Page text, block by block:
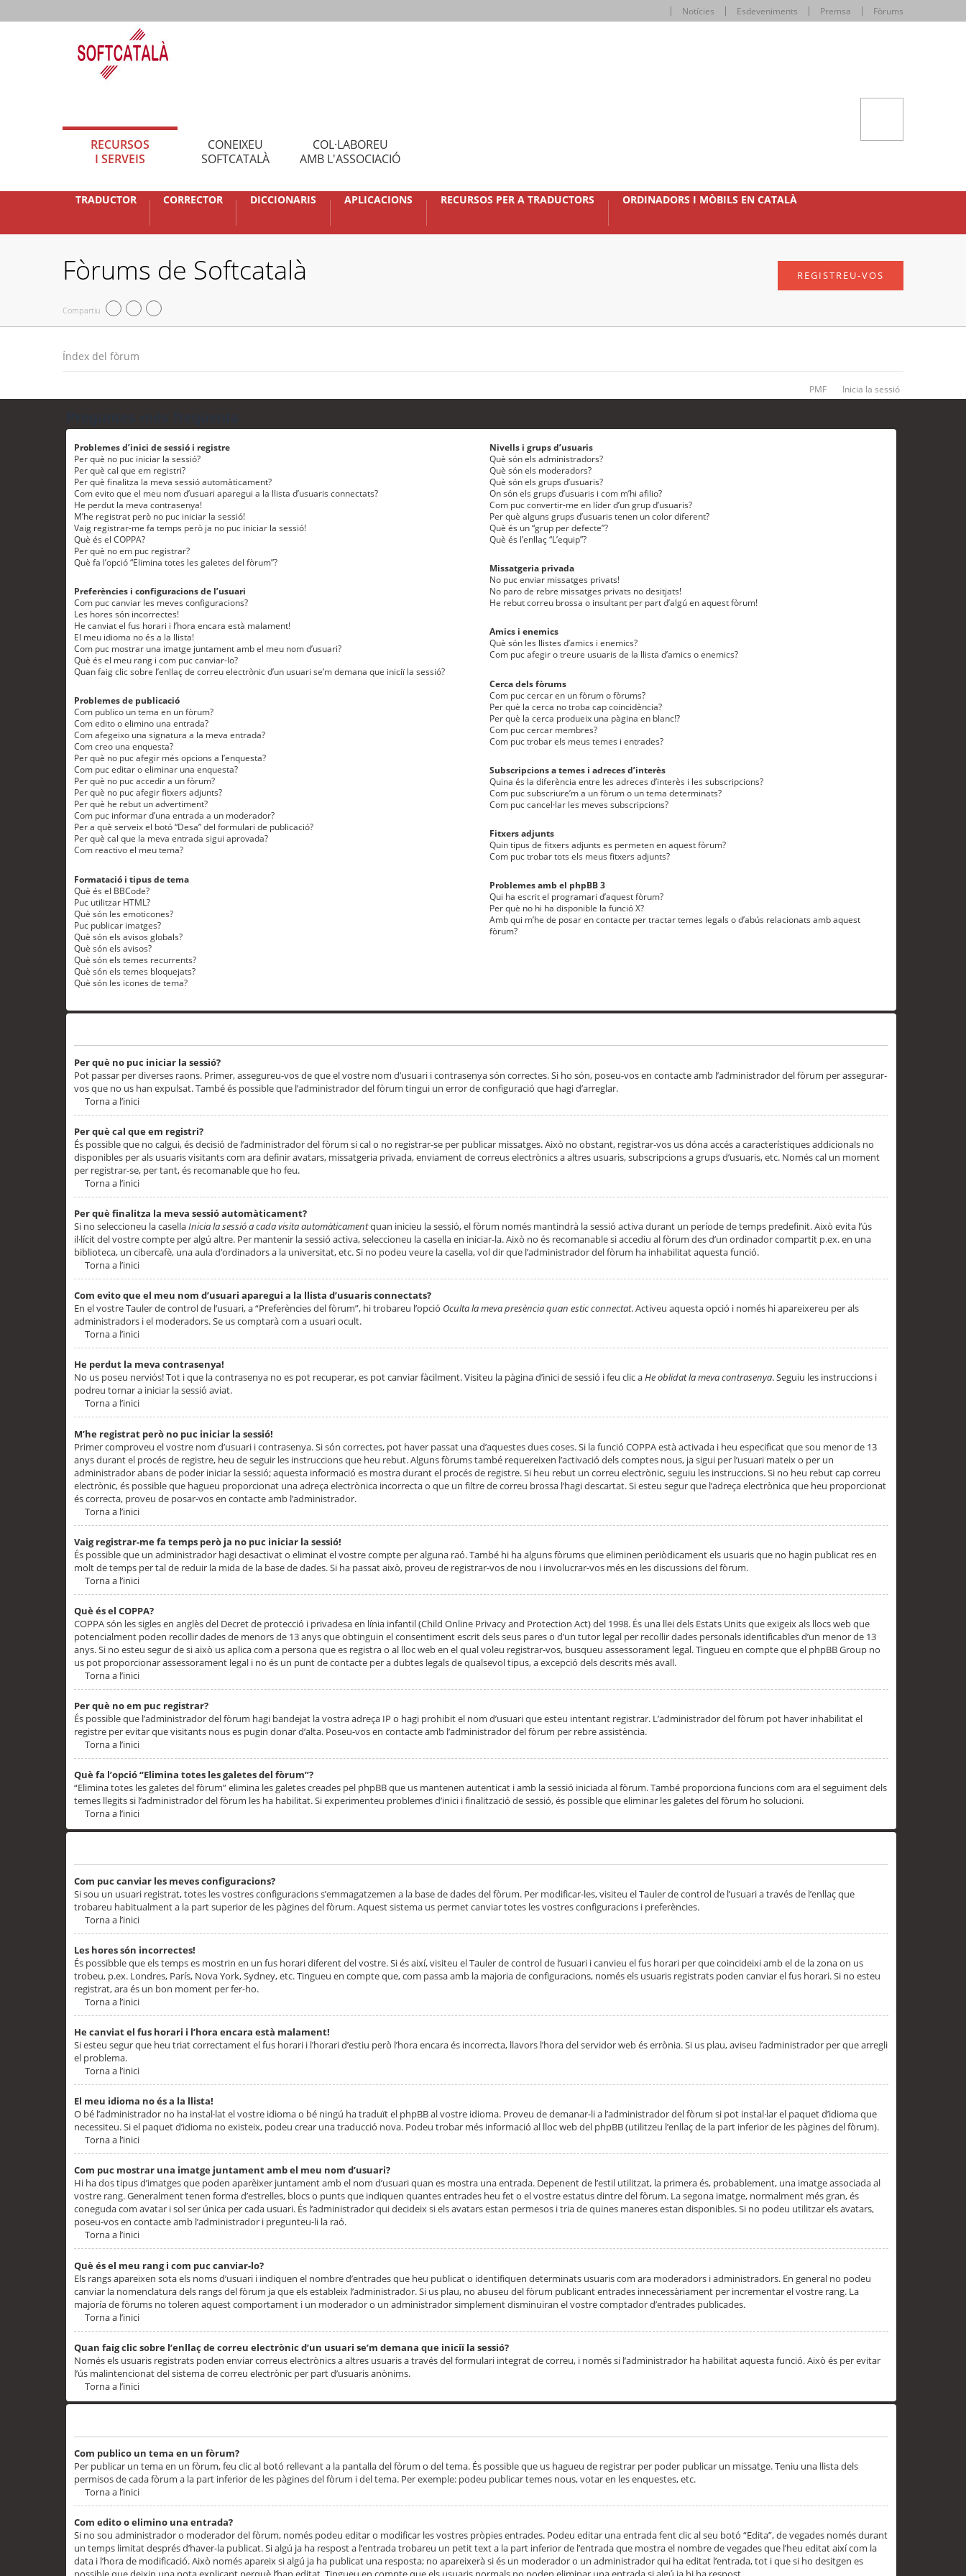
Notícies Esdeveniments Premsa Fòrums
RECURSOS
I SERVEIS
CONEIXEU
SOFTCATALÀ
COL·LABOREU
AMB L'ASSOCIACIÓ
TRADUCTOR CORRECTOR DICCIONARIS APLICACIONS RECURSOS PER A TRADUCTORS ORDINADORS I MÒBILS EN CATALÀ
Fòrums de Softcatalà
Compartiu
REGISTREU-VOS
Índex del fòrum
PMF Inicia la sessió
Problemes d’inici de sessió i registre
Per què no puc iniciar la sessió?
Per què cal que em registri?
Per què finalitza la meva sessió automàticament?
Com evito que el meu nom d’usuari aparegui a la llista d’usuaris connectats?
He perdut la meva contrasenya!
M’he registrat però no puc iniciar la sessió!
Vaig registrar-me fa temps però ja no puc iniciar la sessió!
Què és el COPPA?
Per què no em puc registrar?
Què fa l’opció “Elimina totes les galetes del fòrum”?
Preferències i configuracions de l’usuari
Com puc canviar les meves configuracions?
Les hores són incorrectes!
He canviat el fus horari i l’hora encara està malament!
El meu idioma no és a la llista!
Com puc mostrar una imatge juntament amb el meu nom d’usuari?
Què és el meu rang i com puc canviar-lo?
Quan faig clic sobre l’enllaç de correu electrònic d’un usuari se’m demana que iniciï la sessió?
Problemes de publicació
Com publico un tema en un fòrum?
Com edito o elimino una entrada?
Com afegeixo una signatura a la meva entrada?
Com creo una enquesta?
Per què no puc afegir més opcions a l’enquesta?
Com puc editar o eliminar una enquesta?
Per què no puc accedir a un fòrum?
Per què no puc afegir fitxers adjunts?
Per què he rebut un advertiment?
Com puc informar d’una entrada a un moderador?
Per a què serveix el botó “Desa” del formulari de publicació?
Per què cal que la meva entrada sigui aprovada?
Com reactivo el meu tema?
Formatació i tipus de tema
Què és el BBCode?
Puc utilitzar HTML?
Què són les emoticones?
Puc publicar imatges?
Què són els avisos globals?
Què són els avisos?
Què són els temes recurrents?
Què són els temes bloquejats?
Què són les icones de tema?
Nivells i grups d’usuaris
Què són els administradors?
Què són els moderadors?
Què són els grups d’usuaris?
On són els grups d’usuaris i com m’hi afilio?
Com puc convertir-me en líder d’un grup d’usuaris?
Per què alguns grups d’usuaris tenen un color diferent?
Què és un “grup per defecte”?
Què és l’enllaç “L’equip”?
Missatgeria privada
No puc enviar missatges privats!
No paro de rebre missatges privats no desitjats!
He rebut correu brossa o insultant per part d’algú en aquest fòrum!
Amics i enemics
Què són les llistes d’amics i enemics?
Com puc afegir o treure usuaris de la llista d’amics o enemics?
Cerca dels fòrums
Com puc cercar en un fòrum o fòrums?
Per què la cerca no troba cap coincidència?
Per què la cerca produeix una pàgina en blanc!?
Com puc cercar membres?
Com puc trobar els meus temes i entrades?
Subscripcions a temes i adreces d’interès
Quina és la diferència entre les adreces d’interès i les subscripcions?
Com puc subscriure’m a un fòrum o un tema determinats?
Com puc cancel·lar les meves subscripcions?
Fitxers adjunts
Quin tipus de fitxers adjunts es permeten en aquest fòrum?
Com puc trobar tots els meus fitxers adjunts?
Problemes amb el phpBB 3
Qui ha escrit el programari d’aquest fòrum?
Per què no hi ha disponible la funció X?
Amb qui m’he de posar en contacte per tractar temes legals o d’abús relacionats amb aquest
fòrum?
Per què no puc iniciar la sessió?
Pot passar per diverses raons. Primer, assegureu-vos de que el vostre nom d’usuari i contrasenya són correctes. Si ho són, poseu-vos en contacte amb l’administrador del fòrum per assegurar-
vos que no us han expulsat. També és possible que l’administrador del fòrum tingui un error de configuració que hagi d’arreglar.
Torna a l’inici
Per què cal que em registri?
És possible que no calgui, és decisió de l’administrador del fòrum si cal o no registrar-se per publicar missatges. Això no obstant, registrar-vos us dóna accés a característiques addicionals no
disponibles per als usuaris visitants com ara definir avatars, missatgeria privada, enviament de correus electrònics a altres usuaris, subscripcions a grups d’usuaris, etc. Només cal un moment
per registrar-se, per tant, és recomanable que ho feu.
Torna a l’inici
Per què finalitza la meva sessió automàticament?
Si no seleccioneu la casellaInicia la sessió a cada visita automàticamentquan inicieu la sessió, el fòrum només mantindrà la sessió activa durant un període de temps predefinit. Això evita l’ús
il·lícit del vostre compte per algú altre. Per mantenir la sessió activa, seleccioneu la casella en iniciar-la. Això no és recomanable si accediu al fòrum des d’un ordinador compartit p.ex. en una
biblioteca, un cibercafè, una aula d’ordinadors a la universitat, etc. Si no podeu veure la casella, vol dir que l’administrador del fòrum ha inhabilitat aquesta funció.
Torna a l’inici
Com evito que el meu nom d’usuari aparegui a la llista d’usuaris connectats?
En el vostre Tauler de control de l’usuari, a “Preferències del fòrum”, hi trobareu l’opció Oculta la meva presència quan estic connectat. Activeu aquesta opció i només hi apareixereu per als
administradors i el moderadors. Se us comptarà com a usuari ocult.
Torna a l’inici
He perdut la meva contrasenya!
No us poseu nerviós! Tot i que la contrasenya no es pot recuperar, es pot canviar fàcilment. Visiteu la pàgina d’inici de sessió i feu clic aHe oblidat la meva contrasenya. Seguiu les instruccions i
podreu tornar a iniciar la sessió aviat.
Torna a l’inici
M’he registrat però no puc iniciar la sessió!
Primer comproveu el vostre nom d’usuari i contrasenya. Si són correctes, pot haver passat una d’aquestes dues coses. Si la funció COPPA està activada i heu especificat que sou menor de 13
anys durant el procés de registre, heu de seguir les instruccions que heu rebut. Alguns fòrums també requereixen l’activació dels comptes nous, ja sigui per l’usuari mateix o per un
administrador abans de poder iniciar la sessió; aquesta informació es mostra durant el procés de registre. Si heu rebut un correu electrònic, seguiu les instruccions. Si no heu rebut cap correu
electrònic, és possible que hagueu proporcionat una adreça electrònica incorrecta o que un filtre de correu brossa l’hagi descartat. Si esteu segur que l’adreça electrònica que heu proporcionat
és correcta, proveu de posar-vos en contacte amb l’administrador.
Torna a l’inici
Vaig registrar-me fa temps però ja no puc iniciar la sessió!
És possible que un administrador hagi desactivat o eliminat el vostre compte per alguna raó. També hi ha alguns fòrums que eliminen periòdicament els usuaris que no hagin publicat res en
molt de temps per tal de reduir la mida de la base de dades. Si ha passat això, proveu de registrar-vos de nou i involucrar-vos més en les discussions del fòrum.
Torna a l’inici
Què és el COPPA?
COPPA són les sigles en anglès del Decret de protecció i privadesa en línia infantil (Child Online Privacy and Protection Act) del 1998. És una llei dels Estats Units que exigeix als llocs web que
potencialment poden recollir dades de menors de 13 anys que obtinguin el consentiment escrit dels seus pares o d’un tutor legal per recollir dades personals identificables d’un menor de 13
anys. Si no esteu segur de si això us aplica com a persona que es registra o al lloc web en el qual voleu registrar-vos, busqueu assessorament legal. Tingueu en compte que el phpBB Group no
us pot proporcionar assessorament legal i no és un punt de contacte per a dubtes legals de qualsevol tipus, a excepció dels descrits més avall.
Torna a l’inici
Per què no em puc registrar?
És possible que l’administrador del fòrum hagi bandejat la vostra adreça IP o hagi prohibit el nom d’usuari que esteu intentant registrar. L’administrador del fòrum pot haver inhabilitat el
registre per evitar que visitants nous es pugin donar d’alta. Poseu-vos en contacte amb l’administrador del fòrum per rebre assistència.
Torna a l’inici
Què fa l’opció “Elimina totes les galetes del fòrum”?
“Elimina totes les galetes del fòrum” elimina les galetes creades pel phpBB que us mantenen autenticat i amb la sessió iniciada al fòrum. També proporciona funcions com ara el seguiment dels
temes llegits si l’administrador del fòrum les ha habilitat. Si experimenteu problemes d’inici i finalització de sessió, és possible que eliminar les galetes del fòrum ho solucioni.
Torna a l’inici
Com puc canviar les meves configuracions?
Si sou un usuari registrat, totes les vostres configuracions s’emmagatzemen a la base de dades del fòrum. Per modificar-les, visiteu el Tauler de control de l’usuari a través de l’enllaç que
trobareu habitualment a la part superior de les pàgines del fòrum. Aquest sistema us permet canviar totes les vostres configuracions i preferències.
Torna a l’inici
Les hores són incorrectes!
És possibble que els temps es mostrin en un fus horari diferent del vostre. Si és així, visiteu el Tauler de control de l’usuari i canvieu el fus horari per que coincideixi amb el de la zona on us
trobeu, p.ex. Londres, París, Nova York, Sydney, etc. Tingueu en compte que, com passa amb la majoria de configuracions, només els usuaris registrats poden canviar el fus horari. Si no esteu
registrat, ara és un bon moment per fer-ho.
Torna a l’inici
He canviat el fus horari i l’hora encara està malament!
Si esteu segur que heu triat correctament el fus horari i l’horari d’estiu però l’hora encara és incorrecta, llavors l’hora del servidor web és errònia. Si us plau, aviseu l’administrador per que arregli
el problema.
Torna a l’inici
El meu idioma no és a la llista!
O bé l’administrador no ha instal·lat el vostre idioma o bé ningú ha traduït el phpBB al vostre idioma. Proveu de demanar-li a l’administrador del fòrum si pot instal·lar el paquet d’idioma que
necessiteu. Si el paquet d’idioma no existeix, podeu crear una traducció nova. Podeu trobar més informació al lloc web del phpBB (utilitzeu l’enllaç de la part inferior de les pàgines del fòrum).
Torna a l’inici
Com puc mostrar una imatge juntament amb el meu nom d’usuari?
Hi ha dos tipus d’imatges que poden aparèixer juntament amb el nom d’usuari quan es mostra una entrada. Depenent de l’estil utilitzat, la primera és, probablement, una imatge associada al
vostre rang. Generalment tenen forma d’estrelles, blocs o punts que indiquen quantes entrades heu fet o el vostre estatus dintre del fòrum. La segona imatge, normalment més gran, és
coneguda com avatar i sol ser única per cada usuari. És l’administrador qui decideix si els avatars estan permesos i tria de quines maneres estan disponibles. Si no podeu utilitzar els avatars,
poseu-vos en contacte amb l’administrador i pregunteu-li la raó.
Torna a l’inici
Què és el meu rang i com puc canviar-lo?
Els rangs apareixen sota els noms d’usuari i indiquen el nombre d’entrades que heu publicat o identifiquen determinats usuaris com ara moderadors i administradors. En general no podeu
canviar la nomenclatura dels rangs del fòrum ja que els estableix l’administrador. Si us plau, no abuseu del fòrum publicant entrades innecessàriament per incrementar el vostre rang. La
majoría de fòrums no toleren aquest comportament i un moderador o un administrador simplement disminuiran el vostre comptador d’entrades publicades.
Torna a l’inici
Quan faig clic sobre l’enllaç de correu electrònic d’un usuari se’m demana que iniciï la sessió?
Només els usuaris registrats poden enviar correus electrònics a altres usuaris a través del formulari integrat de correu, i només si l’administrador ha habilitat aquesta funció. Això és per evitar
l’ús malintencionat del sistema de correu electrònic per part d’usuaris anònims.
Torna a l’inici
Com publico un tema en un fòrum?
Per publicar un tema en un fòrum, feu clic al botó rellevant a la pantalla del fòrum o del tema. És possible que us hagueu de registrar per poder publicar un missatge. Teniu una llista dels
permisos de cada fòrum a la part inferior de les pàgines del fòrum i del tema. Per exemple: podeu publicar temes nous, votar en les enquestes, etc.
Torna a l’inici
Com edito o elimino una entrada?
Si no sou administrador o moderador del fòrum, només podeu editar o modificar les vostres pròpies entrades. Podeu editar una entrada fent clic al seu botó “Edita”, de vegades només durant
un temps limitat després d’haver-la publicat. Si algú ja ha respost a l’entrada trobareu un petit text a la part inferior de l’entrada que mostra el nombre de vegades que l’heu editat així com la
data i l’hora de modificació. Això només apareix si algú ja ha publicat una resposta; no apareixerà si és un moderador o un administrador qui ha editat l’entrada, tot i que si ho desitgen es